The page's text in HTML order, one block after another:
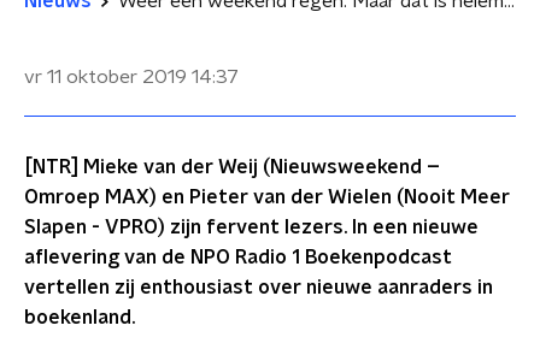
vr 11 oktober 2019 14:37
[NTR] Mieke van der Weij (Nieuwsweekend –
Omroep MAX) en Pieter van der Wielen (Nooit Meer
Slapen - VPRO) zijn fervent lezers. In een nieuwe
aflevering van de NPO Radio 1 Boekenpodcast
vertellen zij enthousiast over nieuwe aanraders in
boekenland.